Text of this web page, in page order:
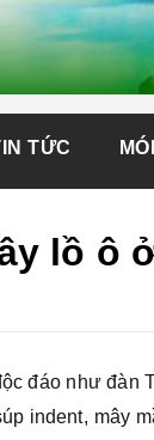
TỨC
lồ ô
đáo như đàn
indent, mây